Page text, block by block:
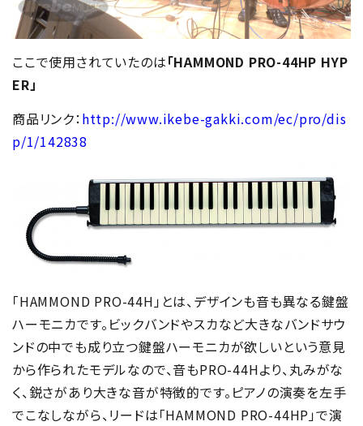
ここで使用されていたのは「HAMMOND PRO-44HP HYP
ER」
商品リンク：http://www.ikebe-gakki.com/ec/pro/dis
p/1/142838
「HAMMOND PRO-44H」とは、デザインも音も異なる鍵盤
ハーモニカです。ビックバンドやスカなど大きなバンドサウ
ンドの中でも成り立つ鍵盤ハーモニカが欲しいという意見
から作られたモデルなので、音もPRO-44Hより、丸みがな
く、鋭さがあり大きな音が特徴的です。ピアノの演奏を左手
でこなしながら、リードは「HAMMOND PRO-44HP」で演